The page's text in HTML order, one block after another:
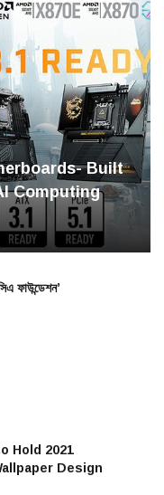
Built
Computing
ফাউন্ডেশন’
Hold 2021
Design